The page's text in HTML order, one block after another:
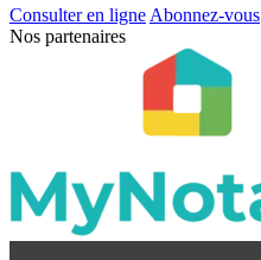
Consulter en ligne Abonnez-vous
Nos partenaires